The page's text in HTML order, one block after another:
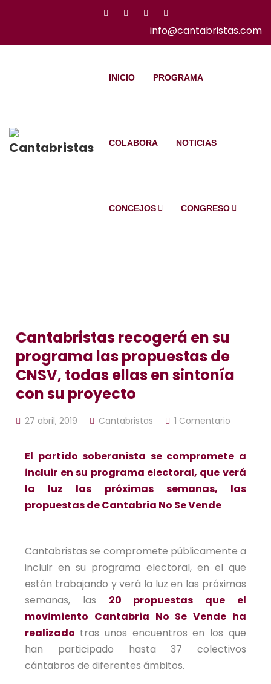
info@cantabristas.com
INICIO PROGRAMA
COLABORA NOTICIAS
CONCEJOS CONGRESO
Cantabristas recogerá en su
programa las propuestas de
CNSV, todas ellas en sintonía
con su proyecto
27 abril, 2019 Cantabristas 1 Comentario
El partido soberanista se compromete a
incluir en su programa electoral, que verá
la luz las próximas semanas, las
propuestas de Cantabria No Se Vende
Cantabristas se compromete públicamente a
incluir en su programa electoral, en el que
están trabajando y verá la luz en las próximas
semanas, las 20 propuestas que el
movimiento Cantabria No Se Vende ha
realizado tras unos encuentros en los que
han participado hasta 37 colectivos
cántabros de diferentes ámbitos.